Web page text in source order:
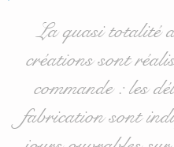
est entièrement
ouatine ce qui lui
moelleux idéal.
Cette turbulette
se ferme à l’aide
La quasi totalité
créations sont
commande : les
fabrication sont